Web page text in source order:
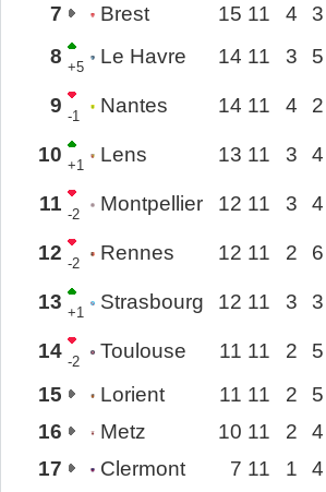
7
Brest 15 11 4 3
8 +5 Le Havre 14 11 3 5
9 -1 Nantes 14 11 4 2
10 +1 Lens 13 11 3 4
11 -2 Montpellier 12 11 3 4
12 -2 Rennes 12 11 2 6
13 +1 Strasbourg 12 11 3 3
14 -2 Toulouse 11 11 2 5
15
Lorient 11 11 2 5
16
Metz 10 11 2 4
17
Clermont 7 11 1 4